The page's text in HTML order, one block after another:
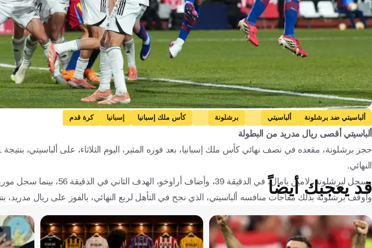
Getty Images
ألباسيتي ضد برشلونة ألباسيتي برشلونة كأس ملك إسبانيا إسبانيا كرة قدم
ألباسيتي أقصى ريال مدريد من البطولة
النهائي.
وسجل لبرشلونة، لامين يامال، في الدقيقة 39، وأضاف أراوخو، الهدف الثاني في الدقيقة 56، بينما سجل مورينو، هدف ألباسيتي، في الدقيقة 87.
وأوقف برشلونة بذلك مفاجآت منافسه ألباسيتي، الذي نجح في التأهل لربع النهائي، بالفوز على ريال مدريد،
قد يعجبك أيضاً